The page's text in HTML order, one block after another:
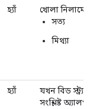
হ্যাঁ
খোলা নিলামের
সত্য
মিথ্যা
হ্যাঁ
যখন বিড
সংশ্লিষ্ট